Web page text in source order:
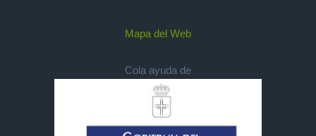
Mapa del Web
Cola ayuda de